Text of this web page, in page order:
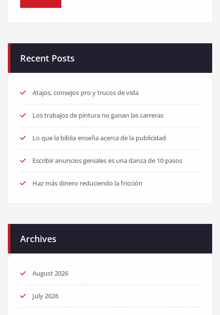
Recent Posts
Atajos, consejos pro y trucos de vida
Los trabajos de pintura no ganan las carreras
Lo que la biblia enseña acerca de la publicidad
Escribir anuncios geniales es una danza de 10 pasos
Haz más dinero reduciendo la fricción
Archives
August 2026
July 2026